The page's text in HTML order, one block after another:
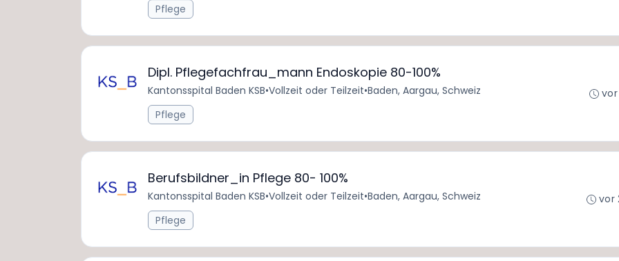
Pflege
Dipl. Pflegefachfrau_mann Endoskopie 80-100%
Kantonsspital Baden KSB•Vollzeit oder Teilzeit•Baden, Aargau, Schweiz
Pflege
vor
Berufsbildner_in Pflege 80- 100%
Kantonsspital Baden KSB•Vollzeit oder Teilzeit•Baden, Aargau, Schweiz
Pflege
vor